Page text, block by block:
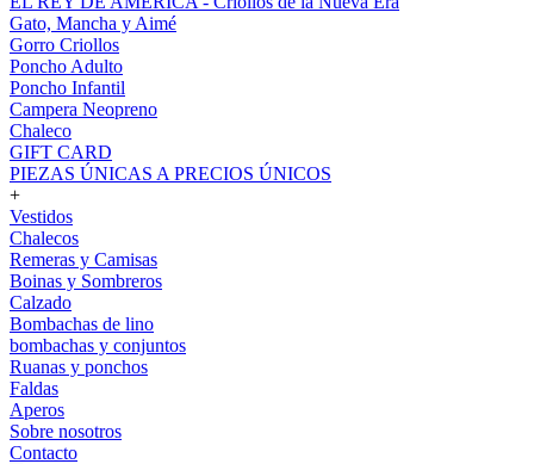
Gato, Mancha y Aimé
Gorro Criollos
Poncho Adulto
Poncho Infantil
Campera Neopreno
Chaleco
GIFT CARD
PIEZAS ÚNICAS A PRECIOS ÚNICOS
+
Vestidos
Chalecos
Remeras y Camisas
Boinas y Sombreros
Calzado
Bombachas de lino
bombachas y conjuntos
Ruanas y ponchos
Faldas
Aperos
Sobre nosotros
Contacto